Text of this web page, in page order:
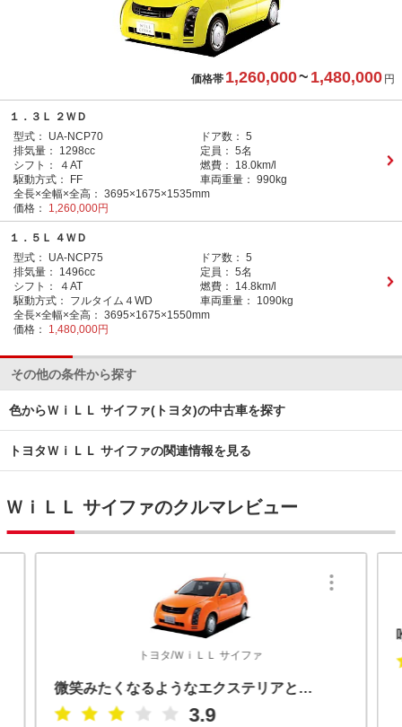
価格帯 1,260,000~ 1,480,000 円
１．３Ｌ ２ＷＤ
型式：
UA-NCP70 ドア数： 5
排気量：
1298cc 定員： 5名
シフト：
４AT 燃費：
18.0km/l
駆動方式：
FF 車両重量： 990kg
全長×全幅×全高： 3695×1675×1535mm
価格：
1,260,000円
１．５Ｌ ４ＷＤ
型式：
UA-NCP75 ドア数： 5
排気量：
1496cc 定員： 5名
シフト：
４AT 燃費：
14.8km/l
駆動方式：
フルタイム４WD 車両重量：
1090kg
全長×全幅×全高： 3695×1675×1550mm
価格：
1,480,000円
その他の条件から探す
色からＷｉＬＬ サイファ(トヨタ)の中古車を探す
トヨタＷｉＬＬ サイファの関連情報を見る
ＷｉＬＬ サイファのクルマレビュー
トヨタ/ＷｉＬＬ サイファ
微笑みたくなるようなエクステリアとインテリア
3.9